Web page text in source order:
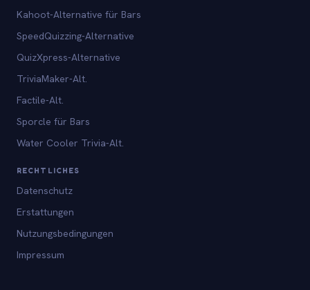
Kahoot-Alternative für Bars
SpeedQuizzing-Alternative
QuizXpress-Alternative
TriviaMaker-Alt.
Factile-Alt.
Sporcle für Bars
Water Cooler Trivia-Alt.
RECHTLICHES
Datenschutz
Erstattungen
Nutzungsbedingungen
Impressum